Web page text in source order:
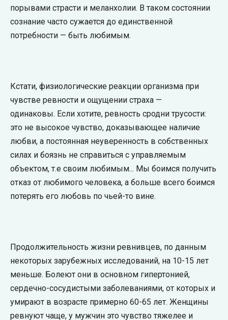
порывами страсти и меланхолии. В таком состоянии
сознание часто сужается до единственной
потребности — быть любимым.
Кстати, физиологические реакции организма при
чувстве ревности и ощущении страха —
одинаковы. Если хотите, ревность сродни трусости:
это не высокое чувство, доказывающее наличие
любви, а постоянная неуверенность в собственных
силах и боязнь не справиться с управляемым
объектом, т.е своим любимым... Мы боимся получить
отказ от любимого человека, а больше всего боимся
потерять его любовь по чьей-то вине.
Продолжительность жизни ревнивцев, по данным
некоторых зарубежных исследований, на 10-15 лет
меньше. Болеют они в основном гипертонией,
сердечно-сосудистыми заболеваниями, от которых и
умирают в возрасте примерно 60-65 лет. Женщины
ревнуют чаще, у мужчин это чувство тяжелее и